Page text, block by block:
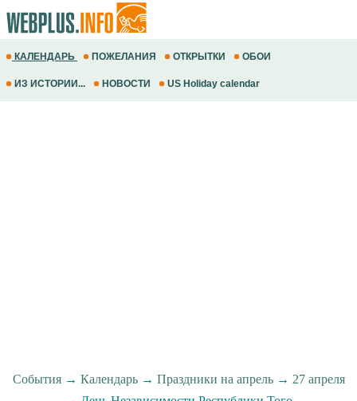
КАЛЕНДАРЬ ПОЖЕЛАНИЯ ОТКРЫТКИ ОБОИ
ИЗ ИСТОРИИ... НОВОСТИ US Holiday calendar
События→ Календарь→ Праздники на апрель→ 27 апреля